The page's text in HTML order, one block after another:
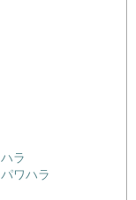
ラ
ワハラ